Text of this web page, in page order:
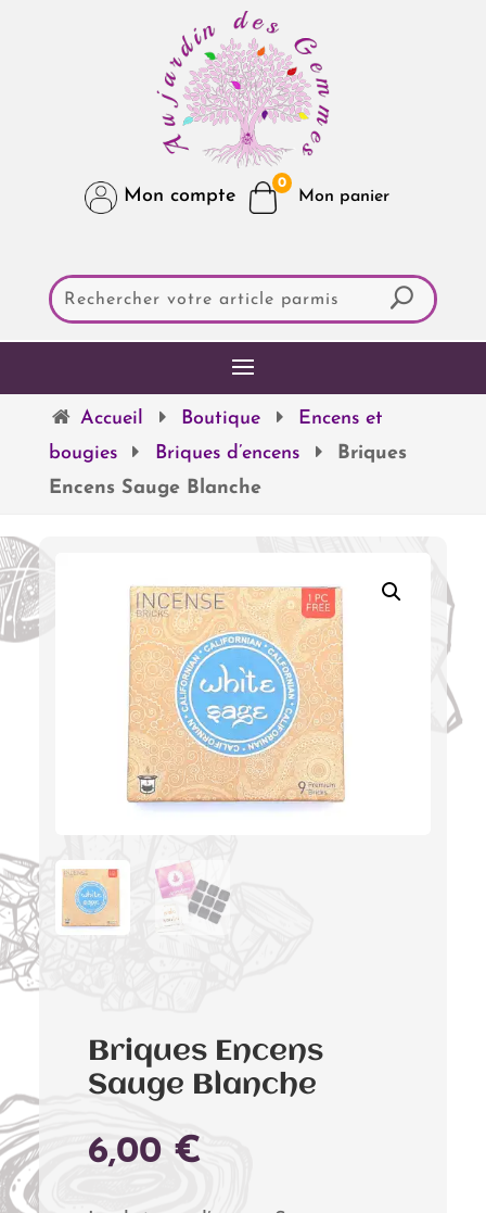
Mon compte
0
Accueil Boutique
Encens et
bougies
Briques d’encens
Briques
Encens Sauge Blanche
Briques Encens
Sauge Blanche
6,00 €